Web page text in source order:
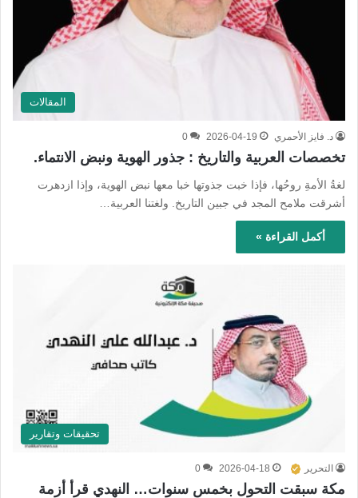
المقالات
د. فايز الأحمري 2026-04-19
0
تخصصات العربية والتاريخ : جذور الهوية ونبض الانتماء.
لغةُ الأمةِ روحُها، فإذا خبت جذوتها خبا معها نبض الهوية، وإذا ازدهرت
أشرقت ملامح المجد في جبين التاريخ. ولغتنا العربية…
أكمل القراءة »
تحقيقات وتقارير
التحرير 2026-04-18
0
مكة سبقت التحول بخمس سنوات… النهدي قرأ أزمة